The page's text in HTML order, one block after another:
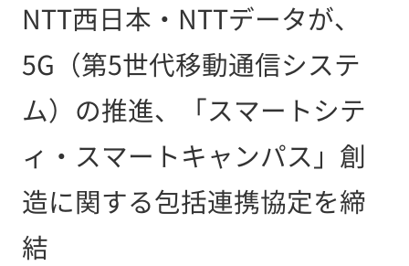
NTT西日本・NTTデータが、
5G（第5世代移動通信システ
ム）の推進、「スマートシテ
ィ・スマートキャンパス」創
造に関する包括連携協定を締
結